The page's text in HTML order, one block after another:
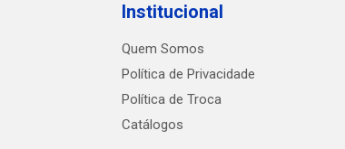
Institucional
Quem Somos
Política de Privacidade
Política de Troca
Catálogos